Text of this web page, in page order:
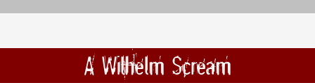
A Wilhelm Scream